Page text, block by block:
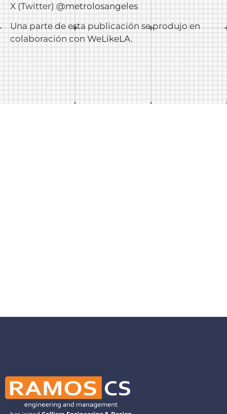
X (Twitter) @metrolosangeles
Una parte de esta publicación se produjo en
colaboración con WeLikeLA.